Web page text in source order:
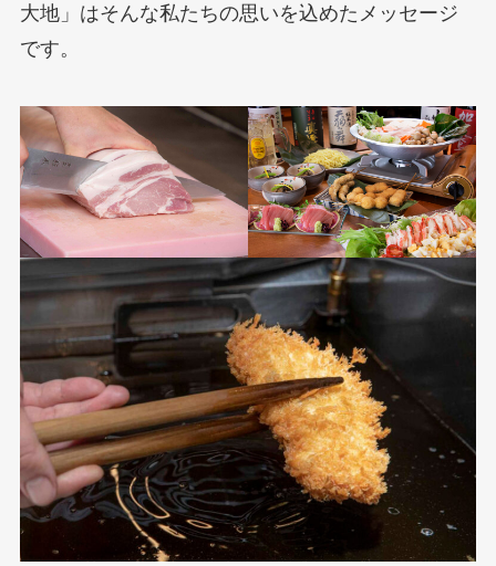
大地」はそんな私たちの思いを込めたメッセージ
です。